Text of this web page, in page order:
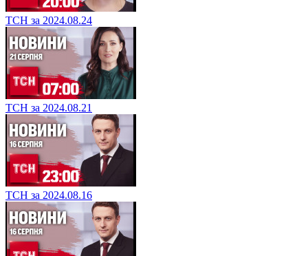
ТСН за 2024.08.24
ТСН за 2024.08.21
ТСН за 2024.08.16